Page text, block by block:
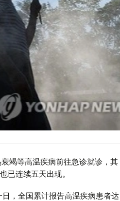
竭等高温疾病前往急诊就诊，其
已连续五天出现。
，全国累计报告高温疾病患者达